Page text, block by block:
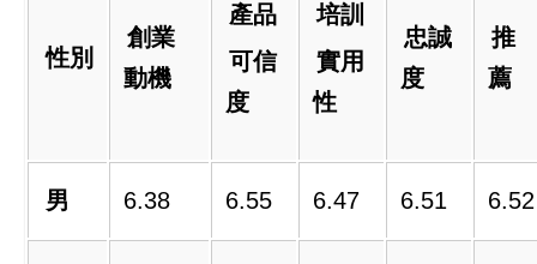
性別
創業
動機
產品
可信
度
培訓
實用
性
忠誠
度
推
薦
男 6.38 6.55 6.47 6.51 6.52